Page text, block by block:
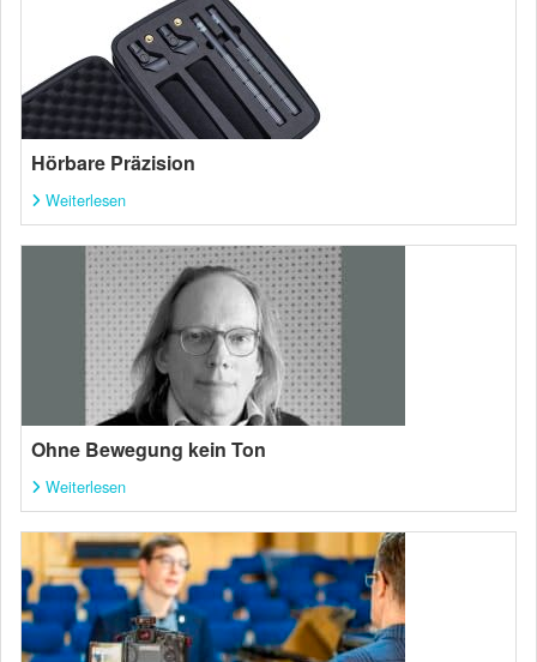
Hörbare Präzision
Weiterlesen
Ohne Bewegung kein Ton
Weiterlesen